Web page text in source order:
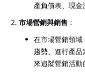
產負債表、現金
市場營銷與銷售 ：
在市場營銷領
趨勢、進行產
來追蹤營銷活動